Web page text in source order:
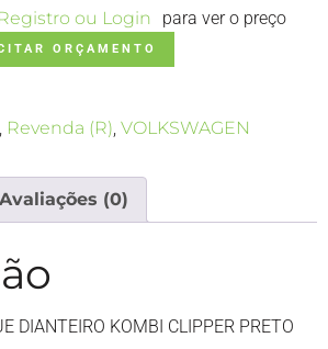
Registro ou Login para ver o preço
ORÇAMENTO
, Revenda (R), VOLKSWAGEN
Avaliações (0)
DIANTEIRO KOMBI CLIPPER PRETO